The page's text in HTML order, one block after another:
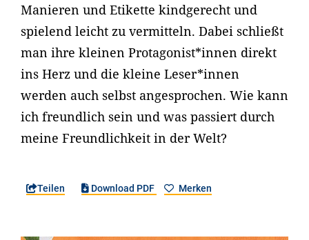
Manieren und Etikette kindgerecht und
spielend leicht zu vermitteln. Dabei schließt
man ihre kleinen Protagonist*innen direkt
ins Herz und die kleine Leser*innen
werden auch selbst angesprochen. Wie kann
ich freundlich sein und was passiert durch
meine Freundlichkeit in der Welt?
Teilen Download PDF Merken